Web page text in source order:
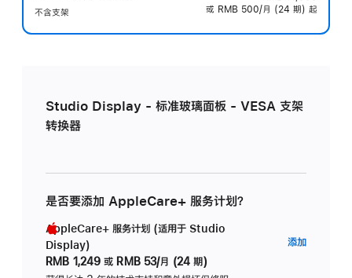
不含支架
或 RMB 500/月 (24 期) 起
Studio Display - 标准玻璃面板 - VESA 支架
转换器
是否要添加 AppleCare+ 服务计划？
AppleCare+ 服务计划 (适用于 Studio
Display)
RMB 1,249 或 RMB 53/月 (24 期)
添加